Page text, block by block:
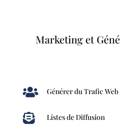
Marketing et
 Générer du Trafic Web
 Listes de Diffusion